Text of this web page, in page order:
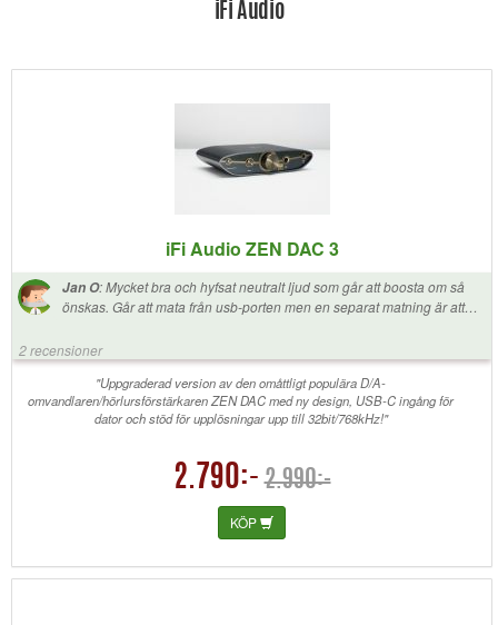
iFi Audio
iFi Audio ZEN DAC 3
Jan O:Mycket bra och hyfsat neutralt ljud som går att boosta om så
önskas. Går att mata från usb-porten men en separat matning är att
2 recensioner
"Uppgraderad version av den omåttligt populära D/A-
omvandlaren/hörlursförstärkaren ZEN DAC med ny design, USB-C ingång för
dator och stöd för upplösningar upp till 32bit/768kHz!"
2.790:- 2.990:-
KÖP